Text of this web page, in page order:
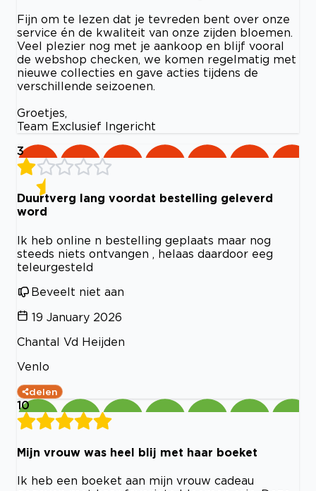
Fijn om te lezen dat je tevreden bent over onze
service én de kwaliteit van onze zijden bloemen.
Veel plezier nog met je aankoop en blijf vooral
de webshop checken, we komen regelmatig met
nieuwe collecties en gave acties tijdens de
verschillende seizoenen.
Groetjes,
Team Exclusief Ingericht
3
Duurtverg lang voordat bestelling geleverd
word
Ik heb online n bestelling geplaats maar nog
steeds niets ontvangen , helaas daardoor eeg
teleurgesteld
Beveelt niet aan
19 January 2026
Chantal Vd Heijden
Venlo
delen
10
Mijn vrouw was heel blij met haar boeket
Ik heb een boeket aan mijn vrouw cadeau